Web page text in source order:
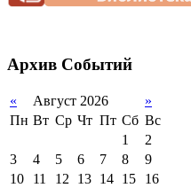
Архив Событий
« Август 2026
»
Пн Вт Ср Чт Пт Сб Вс
1
2
3
4 5 6 7 8
9
10
11 12 13 14 15
16